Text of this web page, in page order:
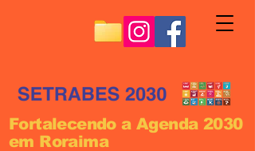
Fortalecendo a Agenda 2030
em Roraima